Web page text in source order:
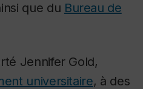
que du Bureau de
Jennifer Gold,
universitaire, à des